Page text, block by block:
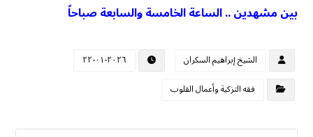
بين مشهدين .. الساعة الخامسة والسابعة صباحاً
الشيخ إبراهيم السكران
٢٠٢٦-٠١-٢٢
فقه التزكية وأعمال القلوب